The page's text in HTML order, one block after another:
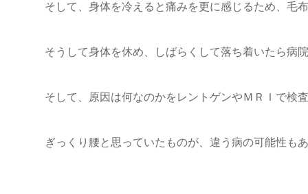
そして、身体を冷えると痛みを更に感じるため、毛
そうして身体を休め、しばらくして落ち着いたら病
そして、原因は何なのかをレントゲンやＭＲＩで検
ぎっくり腰と思っていたものが、違う病の可能性も